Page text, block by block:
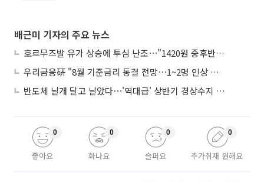
배근미 기자의 주요 뉴스
호르무즈발 유가 상승에 투심 난조⋯"1420원 중후반 등락"
우리금융硏 "8월 기준금리 동결 전망⋯1~2명 인상 소수의견 낼 것"
반도체 날개 달고 날았다⋯'역대급' 상반기 경상수지 흑자 2000억달러 육박
좋아요
0
화나요
0
슬퍼요
0
추가취재 원해요
0